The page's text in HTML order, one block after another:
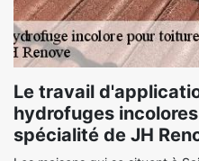
Le travail
hydrofuges
spécialité de JH